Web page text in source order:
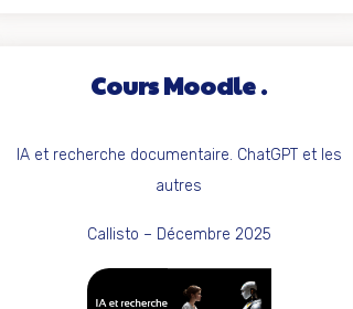
Cours Moodle
IA et recherche documentaire. ChatGPT et les
autres
Callisto – Décembre 2025